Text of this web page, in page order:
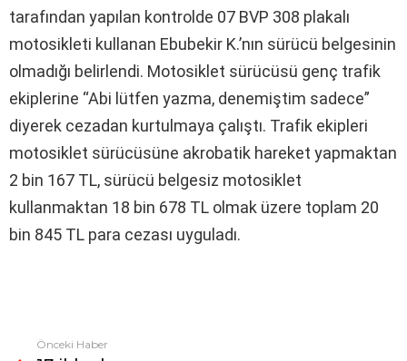
tarafından yapılan kontrolde 07 BVP 308 plakalı
motosikleti kullanan Ebubekir K.’nın sürücü belgesinin
olmadığı belirlendi. Motosiklet sürücüsü genç trafik
ekiplerine “Abi lütfen yazma, denemiştim sadece”
diyerek cezadan kurtulmaya çalıştı. Trafik ekipleri
motosiklet sürücüsüne akrobatik hareket yapmaktan
2 bin 167 TL, sürücü belgesiz motosiklet
kullanmaktan 18 bin 678 TL olmak üzere toplam 20
bin 845 TL para cezası uyguladı.
Fazlasına
Önceki Haber